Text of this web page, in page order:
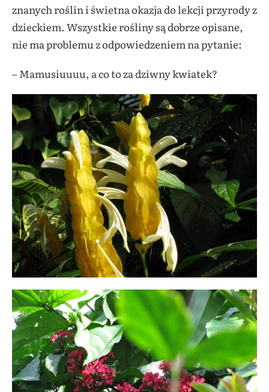
znanych roślin i świetna okazja do lekcji przyrody z
dzieckiem. Wszystkie rośliny są dobrze opisane,
nie ma problemu z odpowiedzeniem na pytanie:
– Mamusiuuuu, a co to za dziwny kwiatek?